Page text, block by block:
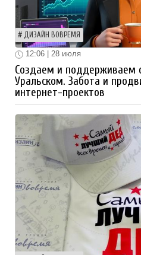
ДИЗАЙН ВОВРЕМЯ
12:06 | 28 июля
Создаем и поддерживаем
Уральском. Забота и
интернет-проектов